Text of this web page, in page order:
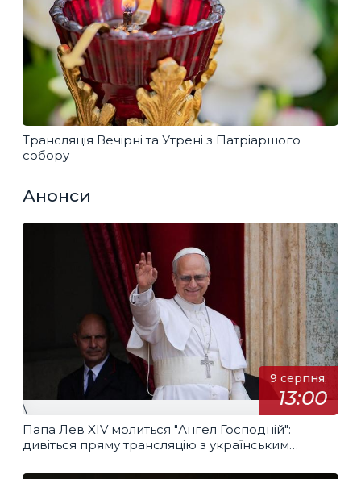
Трансляція Вечірні та Утрені з Патріаршого
собору
Анонси
9 серпня,
13:00
\
Папа Лев XIV молиться "Ангел Господній":
дивіться пряму трансляцію з українським